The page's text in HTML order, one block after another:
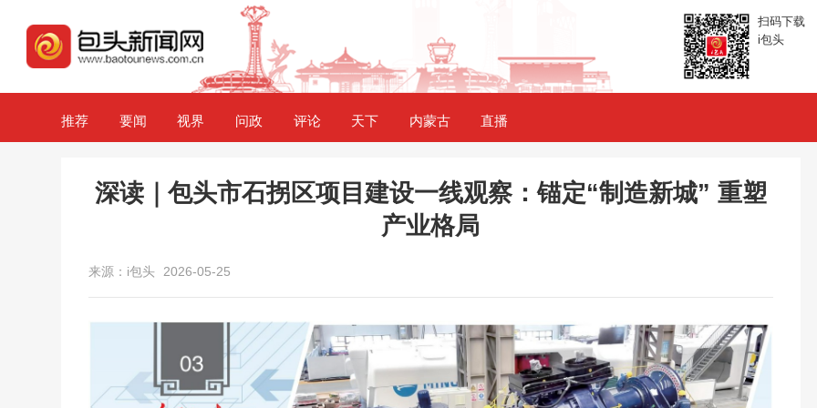
扫码下载
i包头
推荐 要闻 视界 问政 评论 天下 内蒙古 直播
深读｜包头市石拐区项目建设一线观察：锚定“制造新城” 重塑
产业格局
来源：i包头 2026-05-25